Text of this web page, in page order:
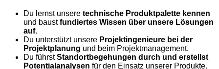
Du lernst unsere technische Produktpalette kennen
und baustfundiertes Wissen über unsere Lösungen
auf.
Du unterstützt unsere Projektingenieure bei der
Projektplanung und beim Projektmanagement.
Du führstStandortbegehungen durch und erstellst
Potentialanalysen für den Einsatz unserer Produkte.